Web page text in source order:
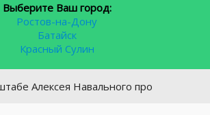
Выберите Ваш город:
Ростов-на-Дону
Батайск
Красный Сулин
Навального прошли обыски